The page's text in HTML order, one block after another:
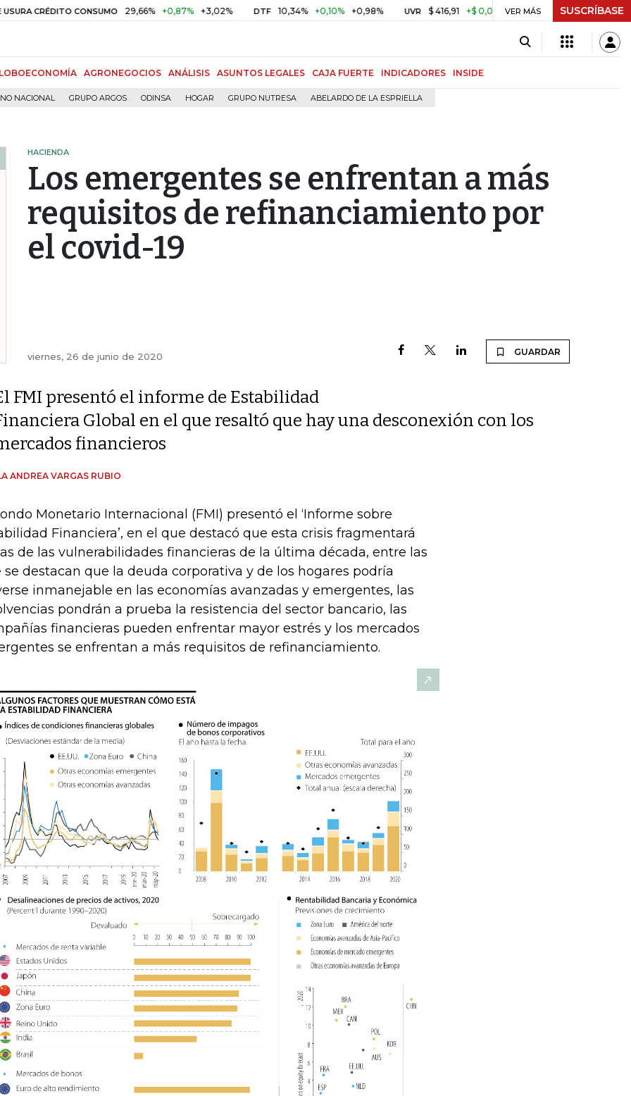
CONSUMO 29,66% +0,87% +3,02% DTF 10,34% +0,10% +0,98% UVR $ 416,91 +$ 0,05 +0,01% BITCOIN US$ 64.442,80
VER MÁS SUSCRÍBASE
AGRONEGOCIOS ANÁLISIS ASUNTOS LEGALES CAJA FUERTE INDICADORES INSIDE
NACIONAL GRUPO ARGOS ODINSA HOGAR GRUPO NUTRESA ABELARDO DE LA ESPRIELLA
HACIENDA
Los emergentes se enfrentan a más
requisitos de refinanciamiento por
el covid-19
viernes, 26 de junio de 2020 GUARDAR
FMI presentó el informe de Estabilidad
Global en el que resaltó que hay una desconexión con los
financieros
ANDREA VARGAS RUBIO
Monetario Internacional (FMI) presentó el ‘Informe sobre
Financiera’, en el que destacó que esta crisis fragmentará
de las vulnerabilidades financieras de la última década, entre las
se destacan que la deuda corporativa y de los hogares podría
inmanejable en las economías avanzadas y emergentes, las
pondrán a prueba la resistencia del sector bancario, las
financieras pueden enfrentar mayor estrés y los mercados
se enfrentan a más requisitos de refinanciamiento.